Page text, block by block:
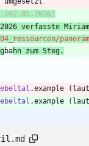
(02.05.2026)
verfasste
gbahn zum Steg.
.example (laut
.example (laut